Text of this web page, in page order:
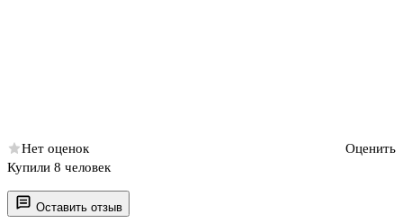
Оставить отзыв
Нет оценок
Оценить
Купили 8 человек